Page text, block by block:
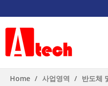
Home 사업영역 반도체